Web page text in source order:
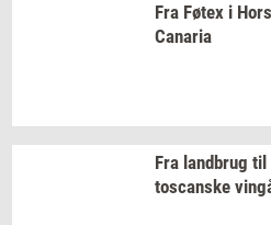
Fra Føtex i
Ca­na­ria
Fra land­brug til
toscan­ske